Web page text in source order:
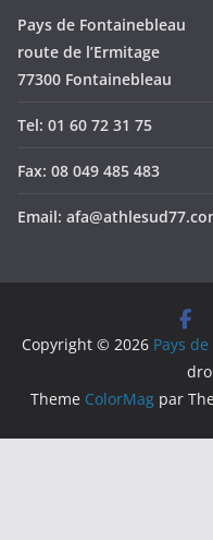
Pays de Fontainebleau
route de l’Ermitage
77300 Fontainebleau
Tel: 01 60 72 31 75
Fax: 08 049 485 483
Email:
Copyright © 2026 Pays
Theme ColorMagpar